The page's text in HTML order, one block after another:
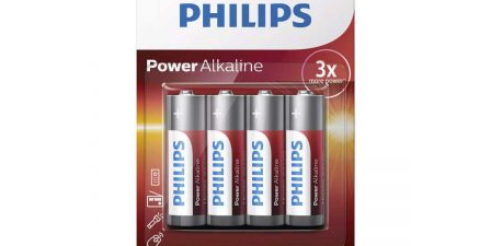
DODAJ U KOŠARICU